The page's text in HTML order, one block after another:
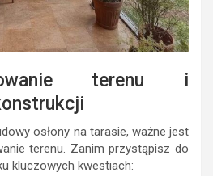
terenu i
osłony na tarasie, ważne jest
terenu. Zanim przystąpisz do
kluczowych kwestiach: